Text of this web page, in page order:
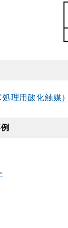
理用酸化触媒